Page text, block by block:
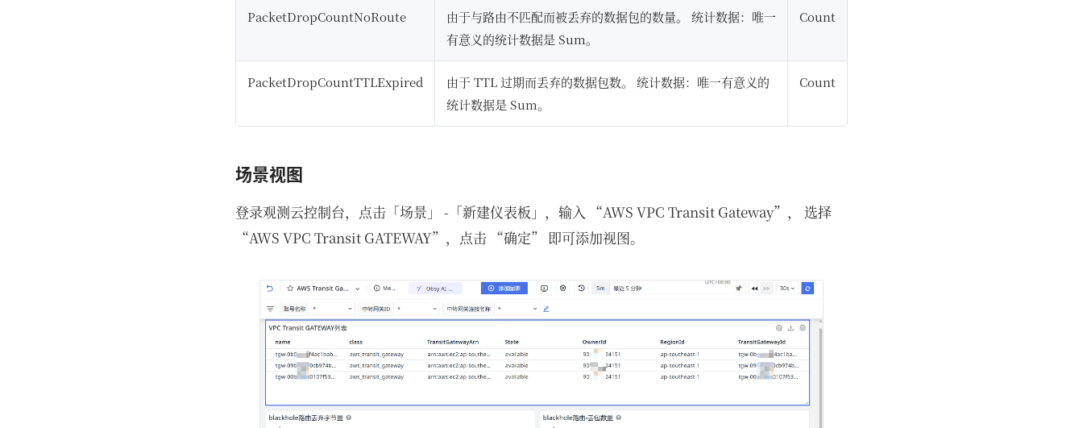
PacketDropCountNoRoute
由于与路由不匹配而被丢弃的数据包的数量。 统计数据：唯一
有意义的统计数据是 Sum。
Count
PacketDropCountTTLExpired
由于 TTL 过期而丢弃的数据包数。 统计数据：唯一有意义的
统计数据是 Sum。
Count
场景视图
登录观测云控制台，点击「场景」 -「新建仪表板」，输入 “AWS VPC Transit Gateway”， 选择
“AWS VPC Transit GATEWAY”，点击 “确定” 即可添加视图。